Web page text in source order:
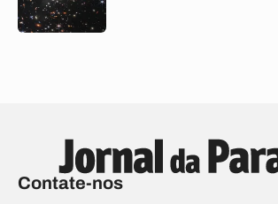
Contate-nos